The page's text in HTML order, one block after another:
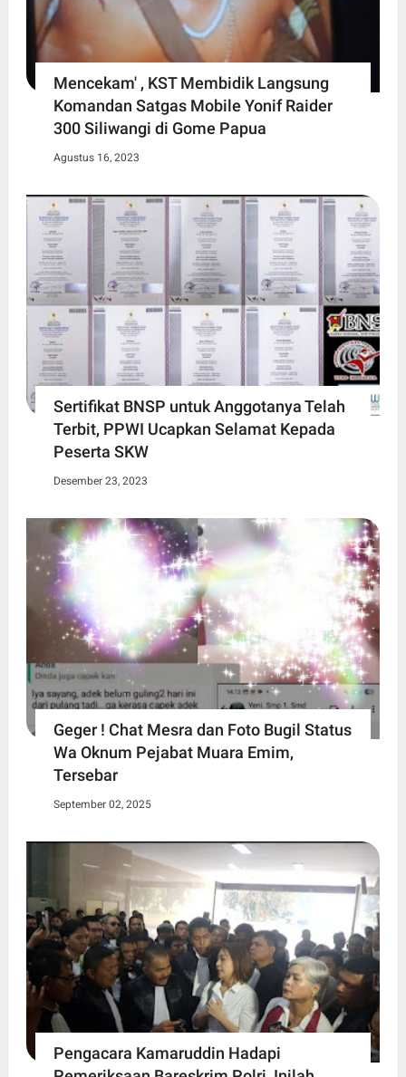
Mencekam' , KST Membidik Langsung
Komandan Satgas Mobile Yonif Raider
300 Siliwangi di Gome Papua
Agustus 16, 2023
Sertifikat BNSP untuk Anggotanya Telah
Terbit, PPWI Ucapkan Selamat Kepada
Peserta SKW
Desember 23, 2023
Geger ! Chat Mesra dan Foto Bugil Status
Wa Oknum Pejabat Muara Emim,
Tersebar
September 02, 2025
Pengacara Kamaruddin Hadapi